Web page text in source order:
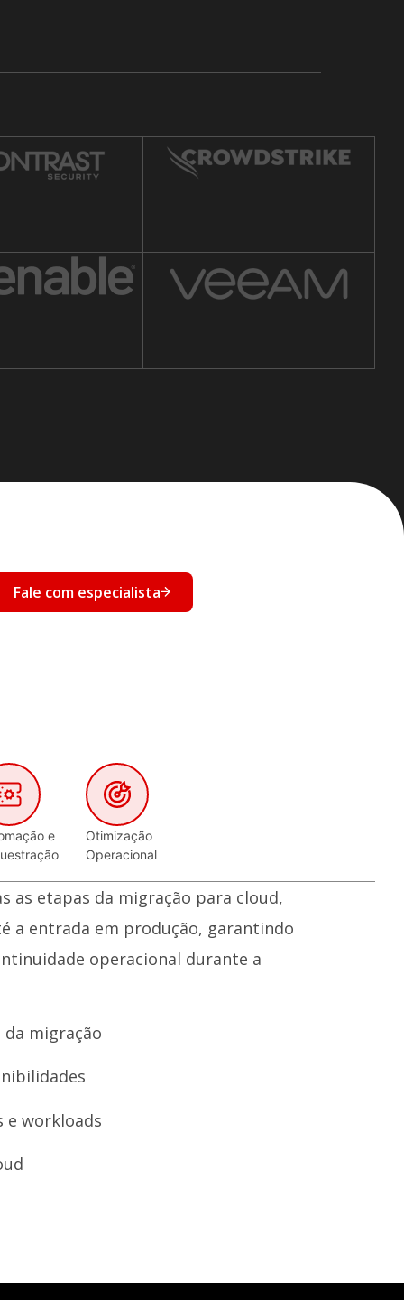
Fale com especialista
e
Otimização
Operacional
as etapas da migração para cloud,
a entrada em produção, garantindo
operacional durante a
migração
e workloads